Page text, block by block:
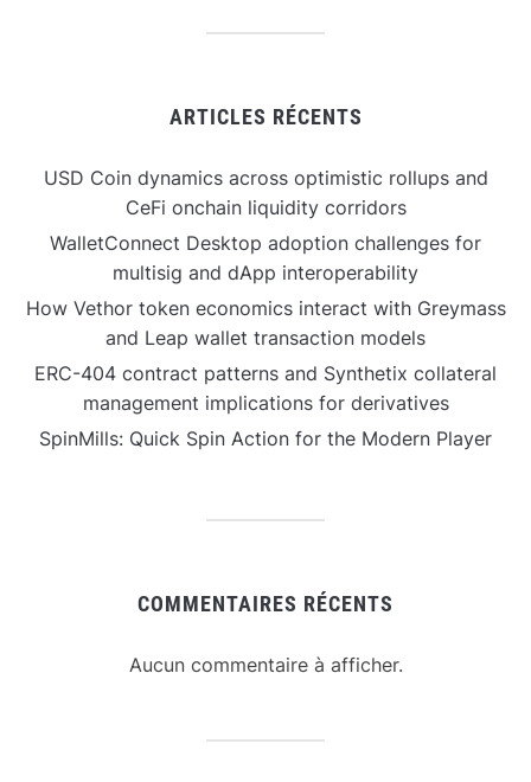
ARTICLES RÉCENTS
USD Coin dynamics across optimistic rollups and
CeFi onchain liquidity corridors
WalletConnect Desktop adoption challenges for
multisig and dApp interoperability
How Vethor token economics interact with Greymass
and Leap wallet transaction models
ERC-404 contract patterns and Synthetix collateral
management implications for derivatives
SpinMills: Quick Spin Action for the Modern Player
COMMENTAIRES RÉCENTS
Aucun commentaire à afficher.